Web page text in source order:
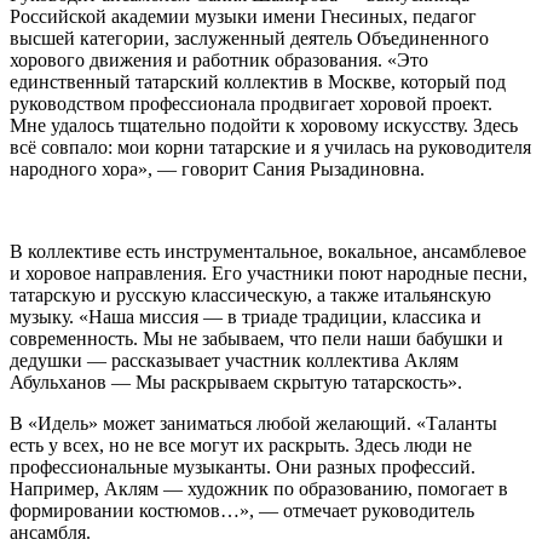
Российской академии музыки имени Гнесиных, педагог
высшей категории, заслуженный деятель Объединенного
хорового движения и работник образования. «Это
единственный татарский коллектив в Москве, который под
руководством профессионала продвигает хоровой проект.
Мне удалось тщательно подойти к хоровому искусству. Здесь
всё совпало: мои корни татарские и я училась на руководителя
народного хора», — говорит Сания Рызадиновна.
В коллективе есть инструментальное, вокальное, ансамблевое
и хоровое направления. Его участники поют народные песни,
татарскую и русскую классическую, а также итальянскую
музыку. «Наша миссия — в триаде традиции, классика и
современность. Мы не забываем, что пели наши бабушки и
дедушки — рассказывает участник коллектива Аклям
Абульханов — Мы раскрываем скрытую татарскость».
В «Идель» может заниматься любой желающий. «Таланты
есть у всех, но не все могут их раскрыть. Здесь люди не
профессиональные музыканты. Они разных профессий.
Например, Аклям — художник по образованию, помогает в
формировании костюмов…», — отмечает руководитель
ансамбля.